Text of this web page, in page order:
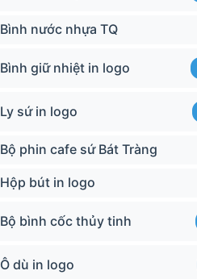
Bình nước nhựa TQ
Bình giữ nhiệt in logo
Ly sứ in logo
Bộ phin cafe sứ Bát Tràng
Hộp bút in logo
Bộ bình cốc thủy tinh
Ô dù in logo